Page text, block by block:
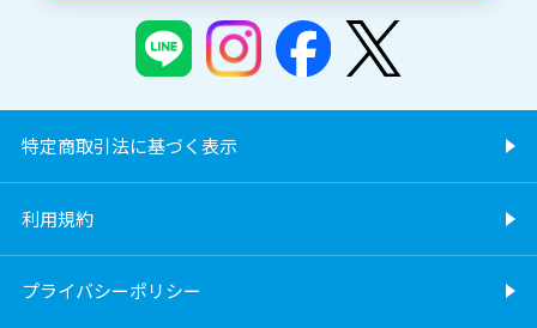
特定商取引法に基づく表示
利用規約
プライバシーポリシー